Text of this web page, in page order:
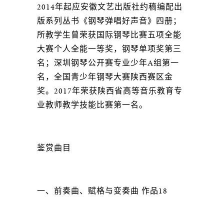
2014年起应安徽文艺出版社约稿编配出
版系列丛书《钢琴弹唱好声音》四册；
所教学生曾荣获国际钢琴比赛五项全能
大赛个人全能一等奖，钢琴单项奖第三
名；深圳钢琴公开赛专业少年A组第一
名，全国青少年钢琴大赛陕西赛区金
奖。2017年荣获陕西省高等音乐教育专
业教师教学技能比赛第一名。
鉴赏曲目
一、前奏曲、赋格与变奏曲 作品18